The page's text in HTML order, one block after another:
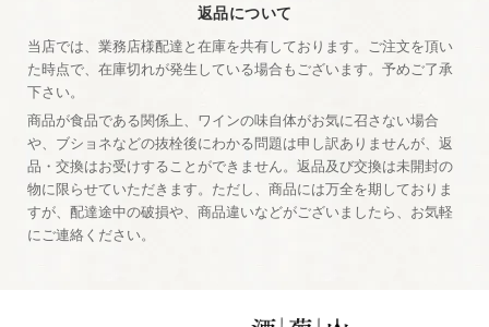
返品について
当店では、業務店様配達と在庫を共有しております。ご注文を頂い
た時点で、在庫切れが発生している場合もございます。予めご了承
下さい。
商品が食品である関係上、ワインの味自体がお気に召さない場合
や、ブショネなどの抜栓後にわかる問題は申し訳ありませんが、返
品・交換はお受けすることができません。返品及び交換は未開封の
物に限らせていただきます。ただし、商品には万全を期しておりま
すが、配達途中の破損や、商品違いなどがございましたら、お気軽
にご連絡ください。